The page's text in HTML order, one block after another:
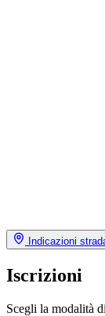
Indicazioni
Iscrizioni
Scegli la modalità